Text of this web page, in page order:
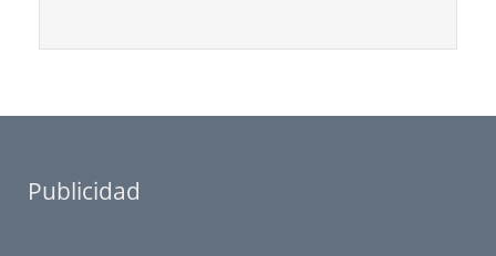
Publicidad